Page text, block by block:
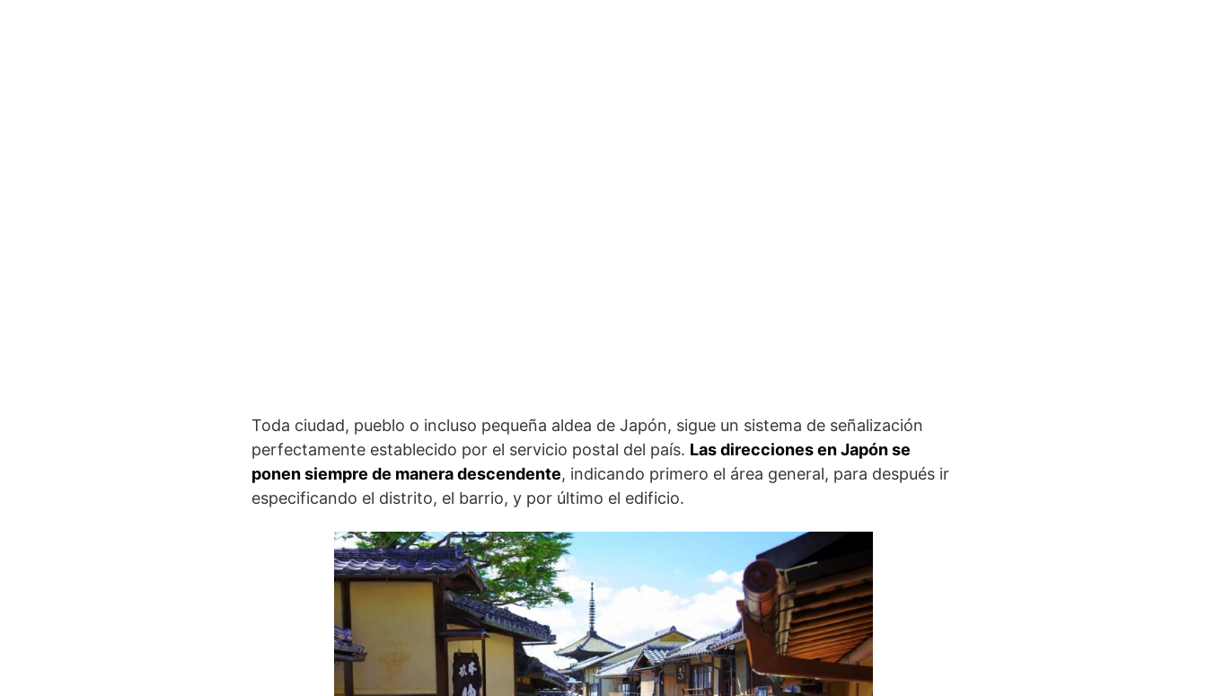
Toda ciudad, pueblo o incluso pequeña aldea de Japón, sigue un sistema de señalización
perfectamente establecido por el servicio postal del país. Las direcciones en Japón se
ponen siempre de manera descendente, indicando primero el área general, para después ir
especificando el distrito, el barrio, y por último el edificio.